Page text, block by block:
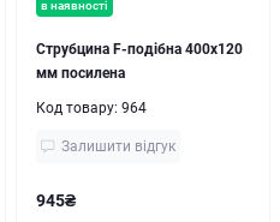
в наявності
Струбцина F-подібна 400x120
мм посилена
Код товару: 964
Залишити відгук
945₴